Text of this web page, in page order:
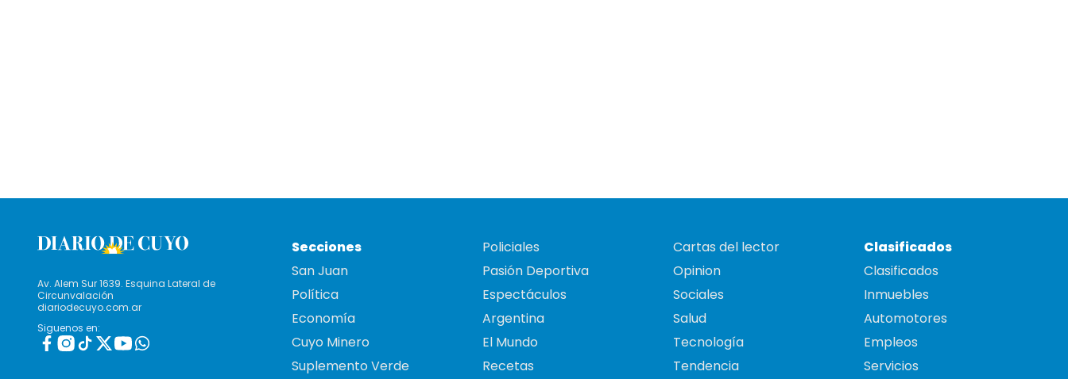
Av. Alem Sur 1639. Esquina Lateral de
Circunvalación
diariodecuyo.com.ar
Siguenos en:
Secciones
San Juan
Política
Economía
Cuyo Minero
Suplemento Verde
Policiales
Pasión Deportiva
Espectáculos
Argentina
El Mundo
Recetas
Cartas del lector
Opinion
Sociales
Salud
Tecnología
Tendencia
Clasificados
Clasificados
Inmuebles
Automotores
Empleos
Servicios